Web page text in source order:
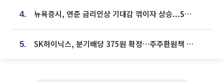
4. 뉴욕증시, 연준 금리인상 기대감 꺾이자 상승...S&P500 사상 최고치 [종합]
5. SK하이닉스, 분기배당 375원 확정…주주환원책 9월로 앞당겨 발표